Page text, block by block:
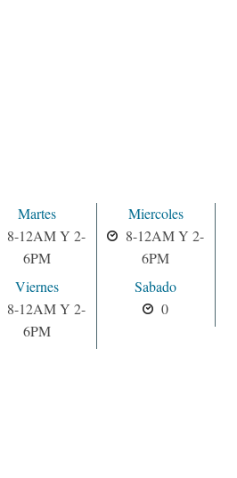
Martes
8-12AM Y 2-
6PM
Miercoles
8-12AM Y 2-
6PM
Viernes
8-12AM Y 2-
6PM
Sabado
0